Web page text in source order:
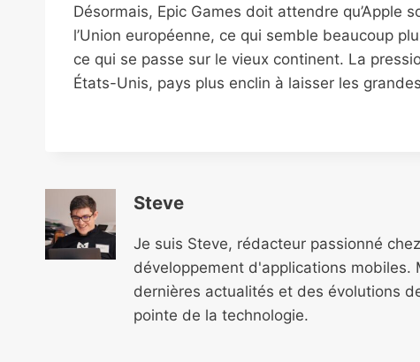
Désormais, Epic Games doit attendre qu’Apple
l’Union européenne, ce qui semble beaucoup
ce qui se passe sur le vieux continent. La
États-Unis, pays plus enclin à laisser les
Steve
Je suis Steve, rédacteur passionné
développement d'applications
dernières actualités et des évolutions
pointe de la technologie.